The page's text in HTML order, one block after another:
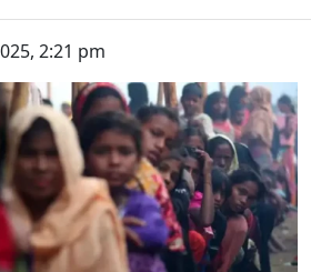
2:21 pm